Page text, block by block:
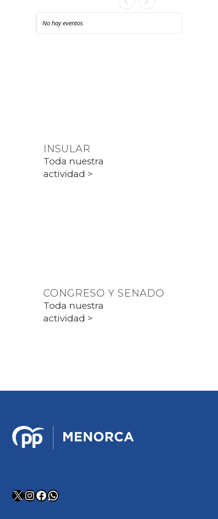
No hay eventos
INSULAR
Toda nuestra
actividad >
CONGRESO Y SENADO
Toda nuestra
actividad >
X Instagram
Facebook
WhatsApp